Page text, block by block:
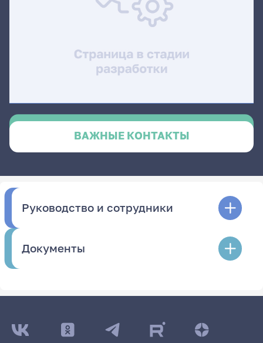
ВАЖНЫЕ КОНТАКТЫ
Руководство и сотрудники
Документы